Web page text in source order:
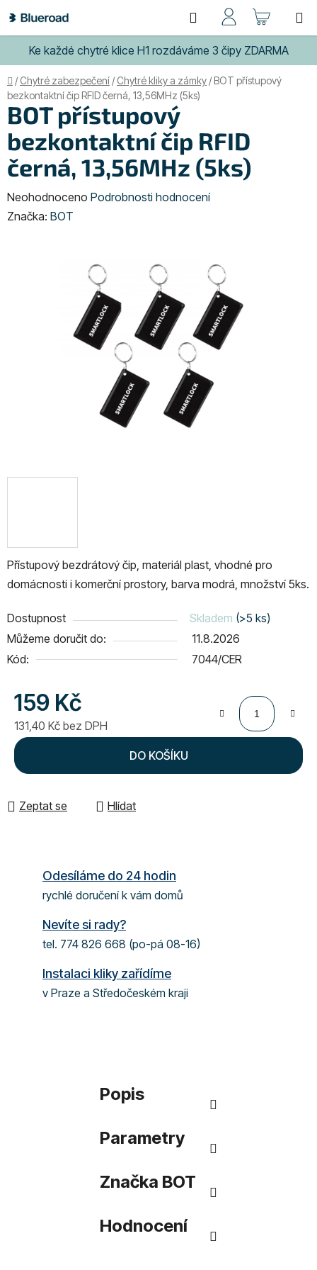
na
obsah
Ke každé chytré klice H1 rozdáváme 3 čipy ZDARMA
Hledat
KOŠÍK
Domů
/ Chytré zabezpečení / Chytré kliky a zámky /BOT přístupový
bezkontaktní čip RFID černá, 13,56MHz (5ks)
Přístupový bezdrátový čip, materiál plast, vhodné pro
domácnosti i komerční prostory, barva modrá, množství 5ks.
Dostupnost Skladem (>5 ks)
Můžeme doručit do:
11.8.2026
Kód:
7044/CER
159 Kč
131,40 Kč bez DPH
Měrná cena:
DO KOŠÍKU
Zeptat se Hlídat
BOT přístupový
bezkontaktní čip RFID
černá, 13,56MHz (5ks)
Průměrné
hodnocení
Neohodnoceno Podrobnosti hodnocení
Značka: BOT
Odesíláme do 24 hodin
rychlé doručení k vám domů
Nevíte si rady?
tel. 774 826 668 (po-pá 08-16)
Instalaci kliky zařídíme
v Praze a Středočeském kraji
Popis
Parametry
Značka BOT
Hodnocení